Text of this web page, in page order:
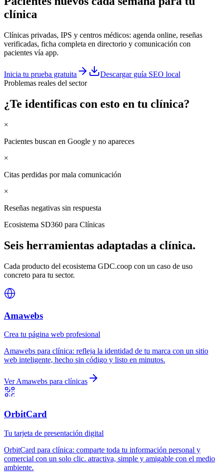
clínica
Clínicas privadas, IPS y centros médicos: agenda online, reseñas
verificadas, ficha completa en directorio y comunicación con
pacientes vía app.
Inicia tu prueba gratuita
Descargar guía SEO local
Problemas reales del sector
¿Te identificas con esto en tu clínica?
×
Pacientes buscan en Google y no apareces
×
Citas perdidas por mala comunicación
×
Reseñas negativas sin respuesta
Ecosistema SD360 para Clínicas
Seis herramientas adaptadas a clínica.
Cada producto del ecosistema GDC.coop con un caso de uso
concreto para tu sector.
Amawebs
Crea tu página web profesional
Amawebs para clínica: refleja la identidad de tu marca con un sitio
web inteligente, hecho sin código y listo en minutos.
VerAmawebs para clínicas
OrbitCard
Tu tarjeta de presentación digital
OrbitCard para clínica: comparte toda tu información personal y
comercial con un solo clic. atractiva, simple y amigable con el medio
ambiente.